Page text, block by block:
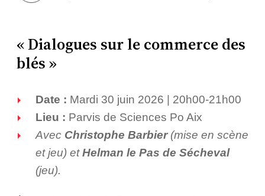
« Dialogues sur le commerce des
blés »
Date : Mardi 30 juin 2026 | 20h00-21h00
Lieu : Parvis de Sciences Po Aix
Avec Christophe Barbier(mise en scène
et jeu) etHelman le Pas de Sécheval
(jeu).